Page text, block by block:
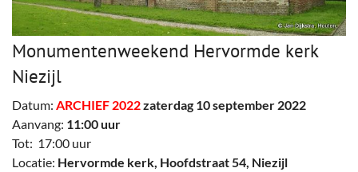
Monumentenweekend Hervormde kerk
Niezijl
Datum: ARCHIEF 2022zaterdag 10 september 2022
Aanvang: 11:00 uur
Tot: 17:00 uur
Locatie: Hervormde kerk, Hoofdstraat 54, Niezijl